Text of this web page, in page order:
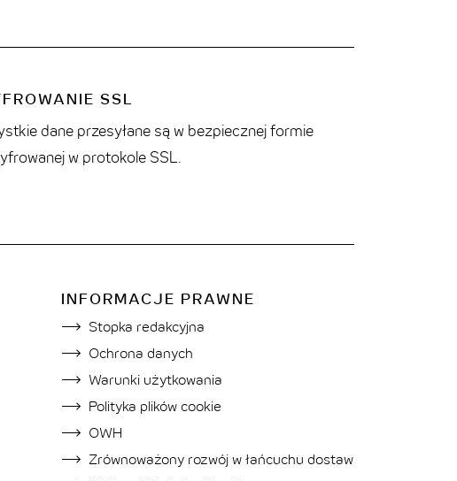
SSL
dane przesyłane są w bezpiecznej formie
w protokole SSL.
INFORMACJE PRAWNE
Stopka redakcyjna
Ochrona danych
Warunki użytkowania
Polityka plików cookie
OWH
Zrównoważony rozwój w łańcuchu dostaw